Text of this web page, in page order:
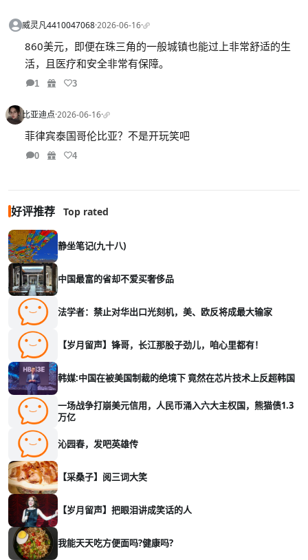
威灵凡4410047068·2026-06-16·
860美元，即便在珠三角的一般城镇也能过上非常舒适的生
活，且医疗和安全非常有保障。
1 3
比亚迪点·2026-06-16·
菲律宾泰国哥伦比亚？不是开玩笑吧
0 4
好评推荐 Top rated
静坐笔记(九十八)
中国最富的省却不爱买奢侈品
法学者：禁止对华出口光刻机，美、欧反将成最大输家
【岁月留声】锋哥，长江那股子劲儿，咱心里都有！
韩媒:中国在被美国制裁的绝境下 竟然在芯片技术上反超韩国
一场战争打崩美元信用，人民币涌入六大主权国，熊猫债1.3
万亿
沁园春，发吧英雄传
【采桑子】阅三词大笑
【岁月留声】把眼泪讲成笑话的人
我能天天吃方便面吗?健康吗?